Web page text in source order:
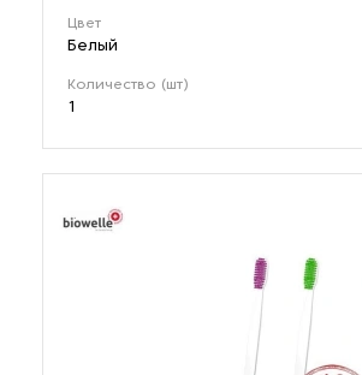
Цвет
Белый
Количество (шт)
1